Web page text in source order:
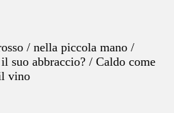
/ nella piccola mano /
suo abbraccio? / Caldo come
vino